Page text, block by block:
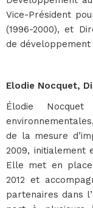
Vice-Président
(1996-2000), et
de développement
Elodie Nocquet,
Élodie
de la mesure
2009, initialement
Elle met en
2012 et
partenaires dans